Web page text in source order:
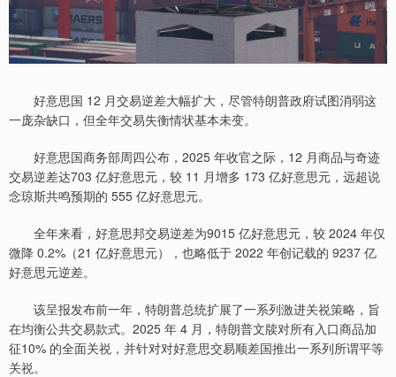
好意思国 12 月交易逆差大幅扩大，尽管特朗普政府试图消弱这
一庞杂缺口，但全年交易失衡情状基本未变。
好意思国商务部周四公布，2025 年收官之际，12 月商品与奇迹
交易逆差达703 亿好意思元，较 11 月增多 173 亿好意思元，远超说
念琼斯共鸣预期的 555 亿好意思元。
全年来看，好意思邦交易逆差为9015 亿好意思元，较 2024 年仅
微降 0.2%（21 亿好意思元），也略低于 2022 年创记载的 9237 亿
好意思元逆差。
该呈报发布前一年，特朗普总统扩展了一系列激进关祱策略，旨
在均衡公共交易款式。2025 年 4 月，特朗普文牍对所有入口商品加
征10% 的全面关祱，并针对对好意思交易顺差国推出一系列所谓平等
关祱。